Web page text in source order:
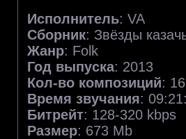
Исполнитель: VA
Сборник: Звёзды
Жанр: Folk
Год выпуска: 2013
Кол-во композиций:
Время звучания:
Битрейт: 128-320 kbps
Размер: 673 Mb